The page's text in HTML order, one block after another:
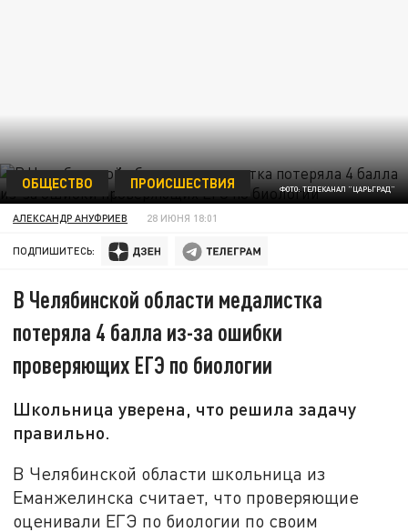
ФОТО: ТЕЛЕКАНАЛ "ЦАРЬГРАД"
ОБЩЕСТВО ПРОИСШЕСТВИЯ
АЛЕКСАНДР АНУФРИЕВ 28 ИЮНЯ 18:01
ПОДПИШИТЕСЬ:
В Челябинской области медалистка
потеряла 4 балла из-за ошибки
проверяющих ЕГЭ по биологии
Школьница уверена, что решила задачу
правильно.
В Челябинской области школьница из
Еманжелинска считает, что проверяющие
оценивали ЕГЭ по биологии по своим